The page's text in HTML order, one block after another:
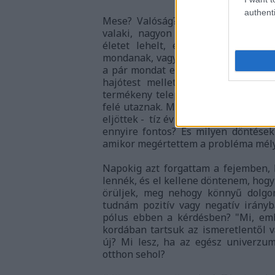
Mese? Valóság? Az egyik novella
valaki, nagyon egyedül érezte
életet lehelt, és onnantól már
mondanak, vagy teremtéstörténetet
a pár mondat egy hajóban hangzik
hajótest mellett pedig fotonok
termékeny telepesekkel a
felé utaznak. Minden rendben van
eljöttek - tíz év szándékos hallgatás
ennyire fontos? És milyen
amikor megértettem a probléma
Napokig azt forgattam a
lennék, és el kellene döntenem,
örüljek, meg nehogy könnyű
tudnám pozitív vagy negatív
pólus ebben a kérdésben? "Mi,
kordában tartsuk az ismeretlentől
új? Mi lesz, ha az egész
otthon sehol?